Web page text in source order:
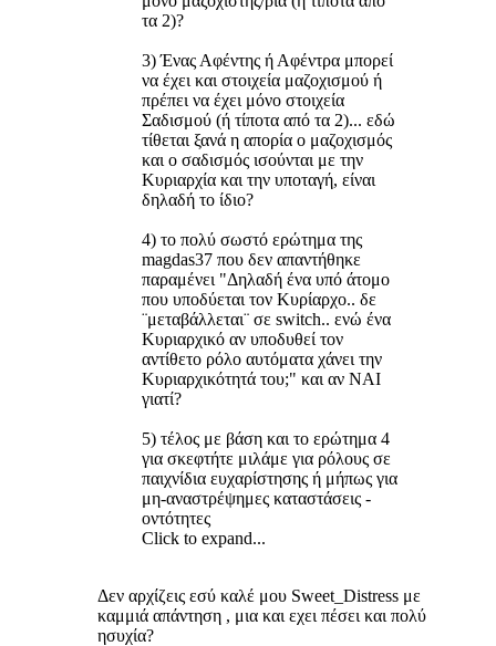
τα 2)?
3) Ένας Αφέντης ή Αφέντρα μπορεί
να έχει και στοιχεία μαζοχισμού ή
πρέπει να έχει μόνο στοιχεία
Σαδισμού (ή τίποτα από τα 2)... εδώ
τίθεται ξανά η απορία ο μαζοχισμός
και ο σαδισμός ισούνται με την
Κυριαρχία και την υποταγή, είναι
δηλαδή το ίδιο?
4) το πολύ σωστό ερώτημα της
magdas37 που δεν απαντήθηκε
παραμένει "Δηλαδή ένα υπό άτομο
που υποδύεται τον Κυρίαρχο.. δε
¨μεταβάλλεται¨ σε switch.. ενώ ένα
Κυριαρχικό αν υποδυθεί τον
αντίθετο ρόλο αυτόματα χάνει την
Κυριαρχικότητά του;" και αν ΝΑΙ
γιατί?
5) τέλος με βάση και το ερώτημα 4
για σκεφτήτε μιλάμε για ρόλους σε
παιχνίδια ευχαρίστησης ή μήπως για
μη-αναστρέψημες καταστάσεις -
οντότητες
Click to expand...
Δεν αρχίζεις εσύ καλέ μου Sweet_Distress με
καμμιά απάντηση , μια και εχει πέσει και πολύ
ησυχία?